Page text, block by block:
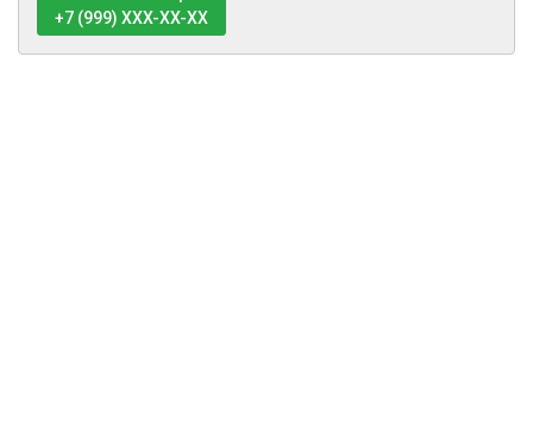
+7 (999) XXX-XX-XX